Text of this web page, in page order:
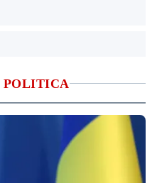
POLITICA